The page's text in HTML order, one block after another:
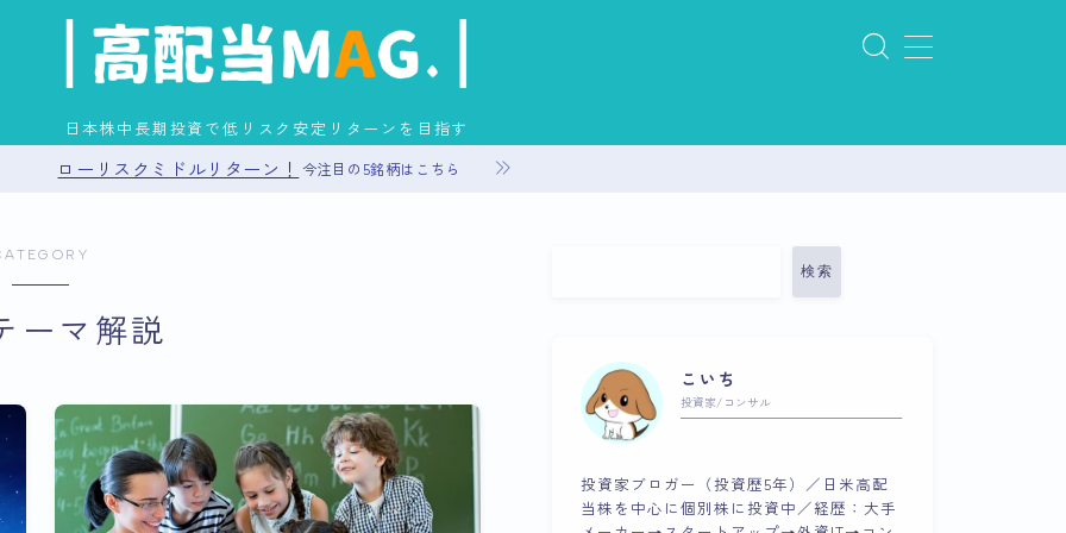
日本株中長期投資で低リスク安定リターンを目指す
サイトマップ
ローリスクミドルリターン！ 今注目の5銘柄はこちら
ーマ解説
検索
こいち
投資家/コンサル
投資家ブロガー（投資歴5年）／日米高配
当株を中心に個別株に投資中／経歴：大手